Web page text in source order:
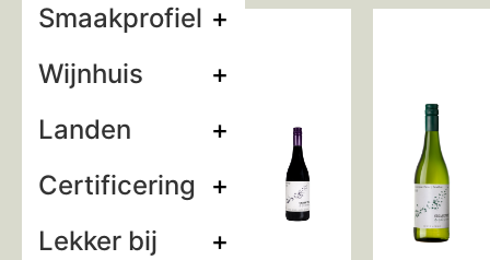
Smaakprofiel +
Wijnhuis
+
Landen
+
Certificering
+
Lekker bij
+